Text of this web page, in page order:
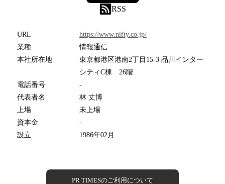
RSS
URL
https://www.nifty.co.jp/
業種
情報通信
本社所在地
東京都港区港南2丁目15-3 品川インター
シティC棟 26階
電話番号
-
代表者名
林 丈博
上場
未上場
資本金
-
設立
1986年02月
PR TIMESのご利用について